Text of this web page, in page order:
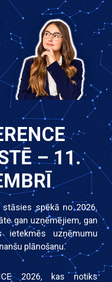
– 11.
spēkā no 2026.
gan uzņēmējiem, gan
ietekmēs uzņēmumu
plānošanu.
2026, kas notiks